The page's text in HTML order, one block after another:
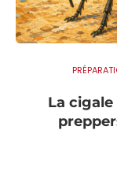
La